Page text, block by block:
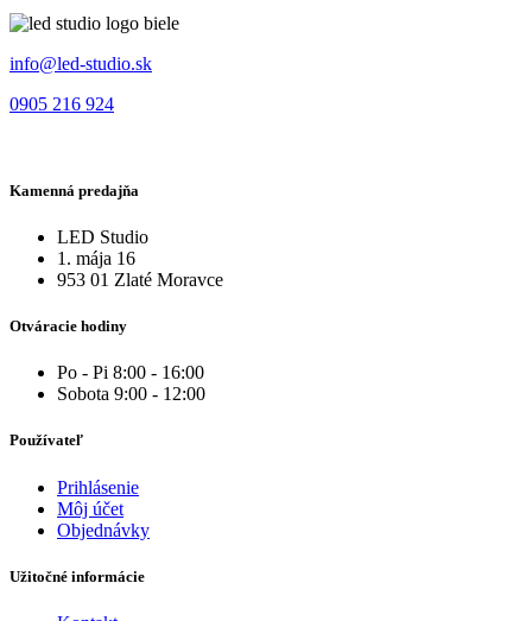
info@led-studio.sk
0905 216 924
Kamenná predajňa
LED Studio
1. mája 16
953 01 Zlaté Moravce
Otváracie hodiny
Po - Pi 8:00 - 16:00
Sobota 9:00 - 12:00
Používateľ
Prihlásenie
Môj účet
Objednávky
Užitočné informácie